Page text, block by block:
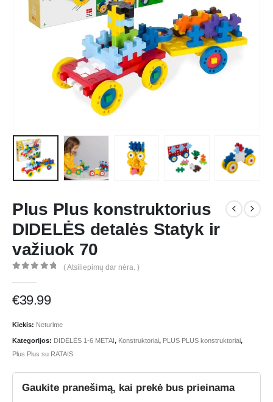
Plus Plus konstruktorius
DIDELĖS detalės Statyk ir
važiuok 70
( Atsiliepimų dar nėra. )
€39.99
Kiekis: Neturime
Kategorijos: DIDELĖS 1-6 METAI, Konstruktoriai, PLUS PLUS konstruktoriai,
Plus Plus su RATAIS
Gaukite pranešimą, kai prekė bus prieinama